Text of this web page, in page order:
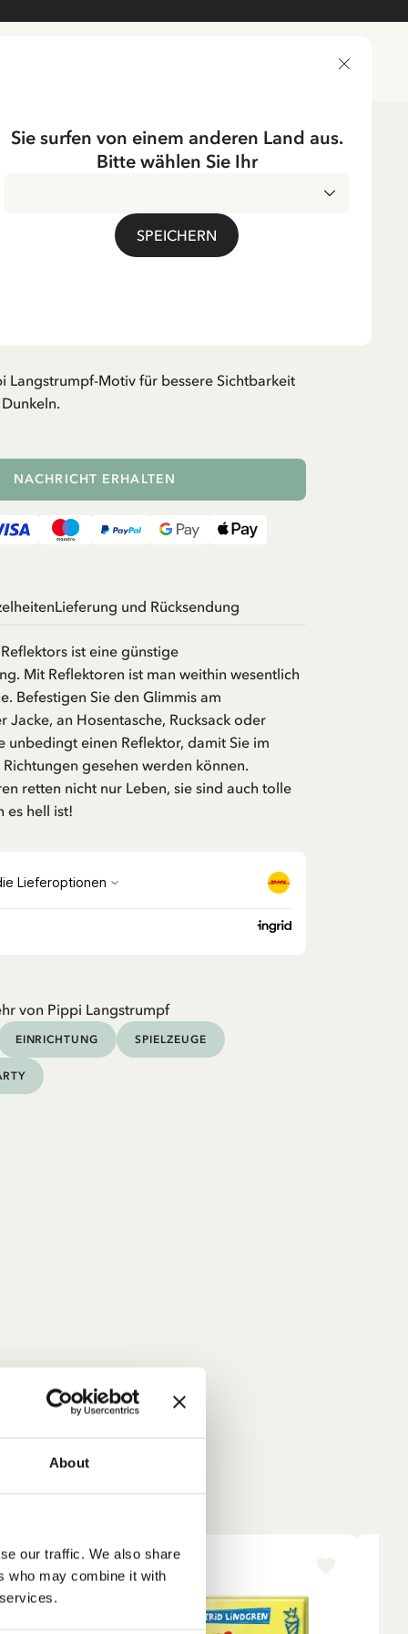
About
our traffic. We also share
who may combine it with
Pippi
Langstrumpf-Motiv für bessere Sichtbarkeit
NACHRICHT ERHALTEN
Lieferung und Rücksendung
ist eine günstige
Mit Reflektoren ist man weithin wesentlich
Befestigen Sie den Glimmis am
Jacke, an Hosentasche, Rucksack oder
unbedingt einen Reflektor, damit Sie im
gesehen werden können.
retten nicht nur Leben, sie sind auch tolle
es hell ist!
von Pippi Langstrumpf
EINRICHTUNG SPIELZEUGE
-15%
Sie surfen von einem anderen Land aus.
Bitte wählen Sie Ihr
SPEICHERN